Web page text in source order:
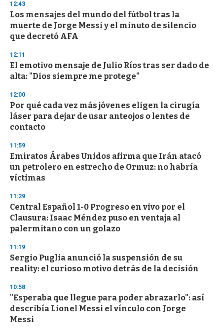
d
s
o
f
3
s
e
c
o
d
s
12:43
Los mensajes del mundo del fútbol tras la
muerte de Jorge Messi y el minuto de silencio
que decretó AFA
12:11
El emotivo mensaje de Julio Ríos tras ser dado de
alta: "Dios siempre me protege"
12:00
Por qué cada vez más jóvenes eligen la cirugía
láser para dejar de usar anteojos o lentes de
contacto
11:59
Emiratos Árabes Unidos afirma que Irán atacó
un petrolero en estrecho de Ormuz: no habría
víctimas
11:29
Central Español 1-0 Progreso en vivo por el
Clausura: Isaac Méndez puso en ventaja al
palermitano con un golazo
11:19
Sergio Puglia anunció la suspensión de su
reality: el curioso motivo detrás de la decisión
10:58
"Esperaba que llegue para poder abrazarlo": así
describía Lionel Messi el vínculo con Jorge
Messi